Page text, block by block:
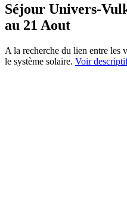
Séjour Univers-
au 21 Aout
A la recherche du lien entre les
le système solaire. Voir